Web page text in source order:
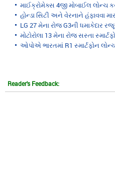
માઈક્રોમેક્સ 4જી મોબાઈલ લોન્ચ
હોન્ડા સિટી અને વેરનાને હંફાવવા
LG 27 મેના રોજ G3ની ધમાકેદાર
મોટોરોલા 13 મેના રોજ સસ્તા
ઓપોએ ભારતમાં R1 સ્માર્ટફોન લોન્ચ
Reader's Feedback: